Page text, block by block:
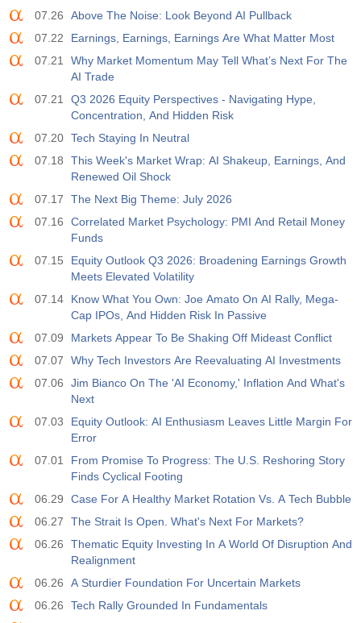
07.26
Above The Noise: Look Beyond AI Pullback
07.22
Earnings, Earnings, Earnings Are What Matter Most
07.21
Why Market Momentum May Tell What’s Next For The
AI Trade
07.21
Q3 2026 Equity Perspectives - Navigating Hype,
Concentration, And Hidden Risk
07.20 Tech Staying In Neutral
07.18
This Week's Market Wrap: AI Shakeup, Earnings, And
Renewed Oil Shock
07.17
The Next Big Theme: July 2026
07.16
Correlated Market Psychology: PMI And Retail Money
Funds
07.15
Equity Outlook Q3 2026: Broadening Earnings Growth
Meets Elevated Volatility
07.14
Know What You Own: Joe Amato On AI Rally, Mega-
Cap IPOs, And Hidden Risk In Passive
07.09
Markets Appear To Be Shaking Off Mideast Conflict
07.07
Why Tech Investors Are Reevaluating AI Investments
07.06
Jim Bianco On The 'AI Economy,' Inflation And What's
Next
07.03
Equity Outlook: AI Enthusiasm Leaves Little Margin For
Error
07.01
From Promise To Progress: The U.S. Reshoring Story
Finds Cyclical Footing
06.29
Case For A Healthy Market Rotation Vs. A Tech Bubble
06.27
The Strait Is Open. What's Next For Markets?
06.26
Thematic Equity Investing In A World Of Disruption And
Realignment
06.26
A Sturdier Foundation For Uncertain Markets
06.26
Tech Rally Grounded In Fundamentals